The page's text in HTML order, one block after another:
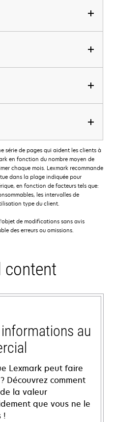
série de pages qui aident les clients à
en fonction du nombre moyen de
chaque mois. Lexmark recommande
dans la plage indiquée pour
en fonction de facteurs tels que:
les intervalles de
type du client.
de modifications sans avis
des erreurs ou omissions.
content
au
Lexmark peut faire
Découvrez comment
la valeur
que vous ne le
!